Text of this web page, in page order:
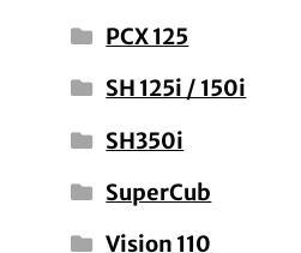
PCX 125
SH 125i / 150i
SH350i
SuperCub
Vision 110